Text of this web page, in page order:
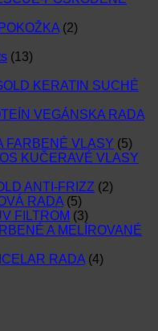
(2)
(13)
KERATIN SUCHÉ
VEGÁNSKA RADA
FARBENÉ VLASY (5)
KUČERAVÉ VLASY
ANTI-FRIZZ (2)
RADA (5)
FILTROM (3)
A MELÍROVANÉ
RADA (4)